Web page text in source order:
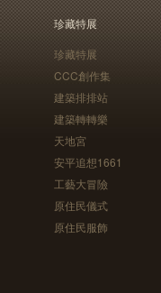
珍藏特展
珍藏特展
CCC創作集
建築排排站
建築轉轉樂
天地宮
安平追想1661
工藝大冒險
原住民儀式
原住民服飾